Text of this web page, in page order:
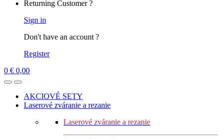
Returning Customer ?
Sign in
Don't have an account ?
Register
0 € 0,00
AKCIOVÉ SETY
Laserové zváranie a rezanie
Laserové zváranie a rezanie